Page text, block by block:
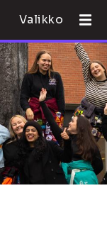
Valikko